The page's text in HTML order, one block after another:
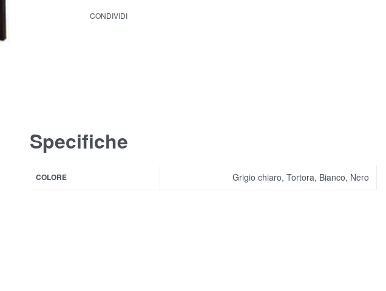
CONDIVIDI
Specifiche
COLORE Grigio chiaro, Tortora, Bianco, Nero